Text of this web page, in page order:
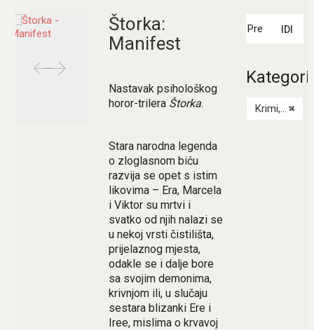
Štorka:
Manifest
Nastavak psihološkog
horor-trilera Štorka.
Stara narodna legenda
o zloglasnom biću
razvija se opet s istim
likovima – Era, Marcela
i Viktor su mrtvi i
svatko od njih nalazi se
u nekoj vrsti čistilišta,
prijelaznog mjesta,
odakle se i dalje bore
sa svojim demonima,
krivnjom ili, u slučaju
sestara blizanki Ere i
Iree, mislima o krvavoj
IDI
×
Krimi, triler, horor